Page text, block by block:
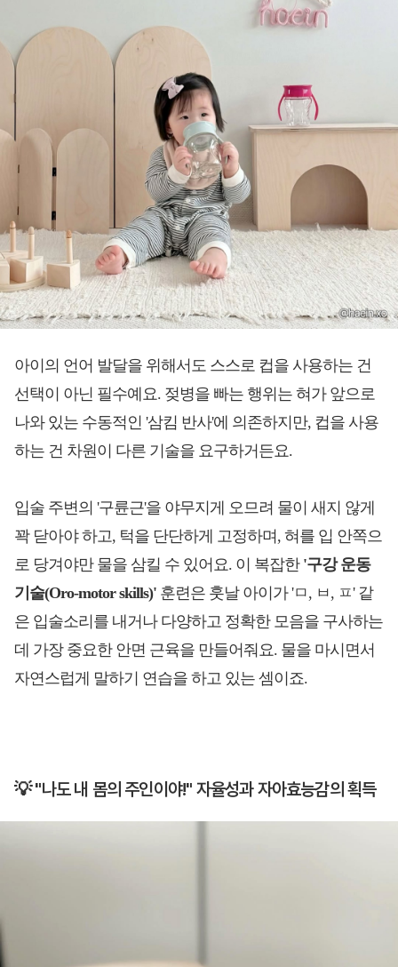
아이의 언어 발달을 위해서도 스스로 컵을 사용하는 건
선택이 아닌 필수예요. 젖병을 빠는 행위는 혀가 앞으로
나와 있는 수동적인 '삼킴 반사'에 의존하지만, 컵을 사용
하는 건 차원이 다른 기술을 요구하거든요.
입술 주변의 '구륜근'을 야무지게 오므려 물이 새지 않게
꽉 닫아야 하고, 턱을 단단하게 고정하며, 혀를 입 안쪽으
로 당겨야만 물을 삼킬 수 있어요. 이 복잡한 '구강 운동
기술(Oro-motor skills)' 훈련은 훗날 아이가 'ㅁ, ㅂ, ㅍ' 같
은 입술소리를 내거나 다양하고 정확한 모음을 구사하는
데 가장 중요한 안면 근육을 만들어줘요. 물을 마시면서
자연스럽게 말하기 연습을 하고 있는 셈이죠.
💡 "나도 내 몸의 주인이야!" 자율성과 자아효능감의 획득